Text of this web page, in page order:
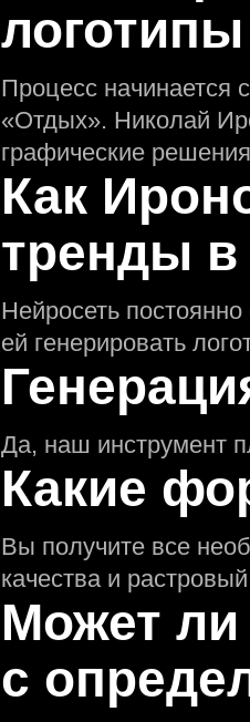
Процесс начинается
«Отдых». Николай
графические
Как
тренды в
Нейросеть
ей генерировать
Да, наш инструмент
Какие
Вы получите все
качества и
Может ли
с